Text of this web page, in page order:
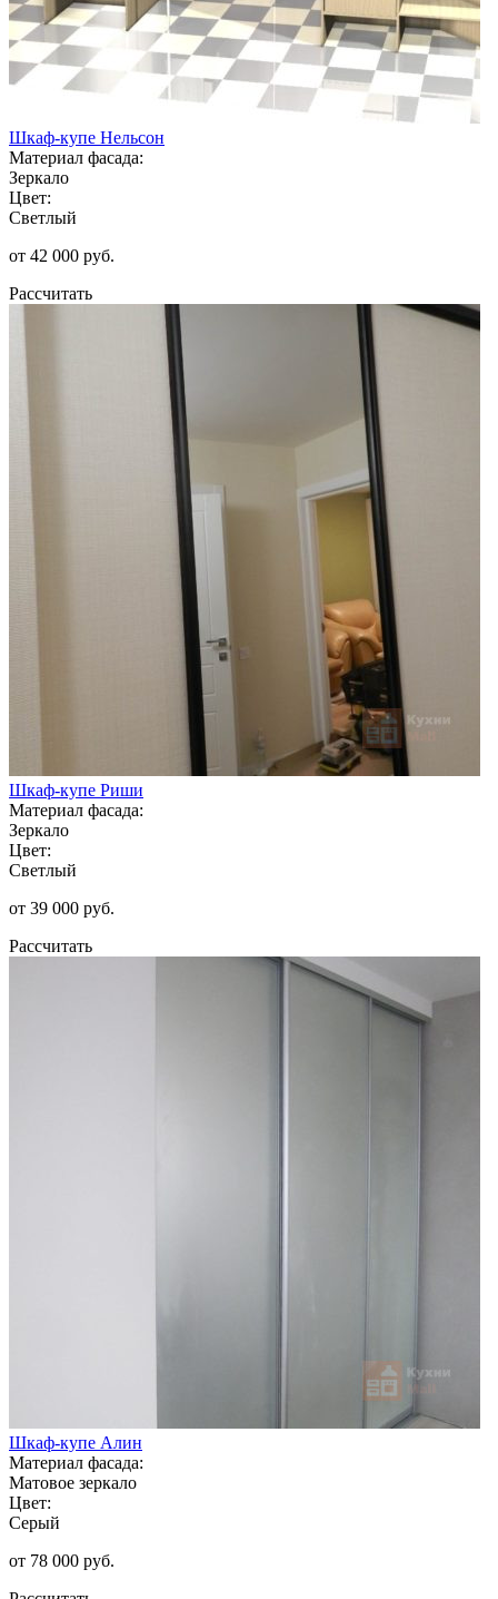
Шкаф-купе Нельсон
Материал фасада:
Зеркало
Цвет:
Светлый
от 42 000 руб.
Рассчитать
Шкаф-купе Риши
Материал фасада:
Зеркало
Цвет:
Светлый
от 39 000 руб.
Рассчитать
Шкаф-купе Алин
Материал фасада:
Матовое зеркало
Цвет:
Серый
от 78 000 руб.